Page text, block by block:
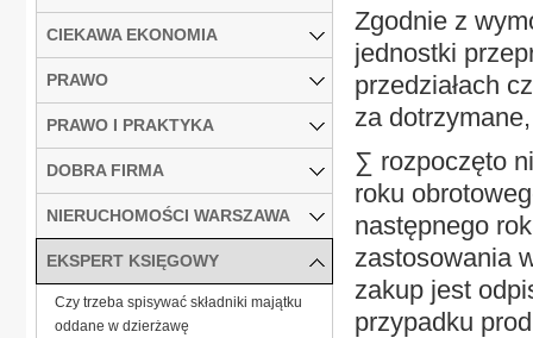
Zgodnie z
jednostki
przedziałach
za
∑ rozpoczęto
roku
następnego
zastosowania
zakup jest
przypadku
CIEKAWA EKONOMIA
PRAWO
PRAWO I PRAKTYKA
DOBRA FIRMA
NIERUCHOMOŚCI WARSZAWA
EKSPERT KSIĘGOWY
Czy trzeba spisywać składniki majątku
oddane w dzierżawę